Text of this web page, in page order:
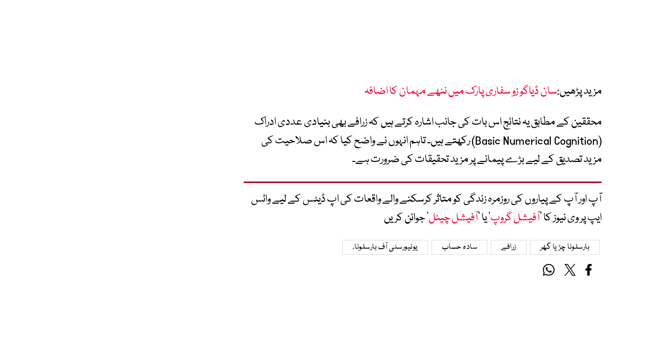
مزید پڑھیں:سان ڈیاگو زو سفاری پارک میں ننھے مہمان کا اضافہ
محققین کے مطابق یہ نتائج اس بات کی جانب اشارہ کرتے ہیں کہ زرافے بھی بنیادی عددی ادراک
(Basic Numerical Cognition) رکھتے ہیں۔ تاہم انہوں نے واضح کیا کہ اس صلاحیت کی
مزید تصدیق کے لیے بڑے پیمانے پر مزید تحقیقات کی ضرورت ہے۔
آپ اور آپ کے پیاروں کی روزمرہ زندگی کو متاثر کرسکنے والے واقعات کی اپ ڈیٹس کے لیے واٹس
ایپ پر وی نیوز کا ’آفیشل گروپ‘ یا ’آفیشل چینل‘ جوائن کریں
بارسلونا چڑیا گھر زرافے سادہ حساب یونیورسٹی آف بارسلونا،